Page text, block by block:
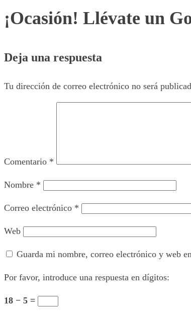
¡Ocasión! Llévate un
Deja una respuesta
Tu dirección de correo electrónico no será
Comentario *
Nombre *
Correo electrónico *
Web
Guarda mi nombre, correo electrónico y web
Por favor, introduce una respuesta en dígitos:
18 − 5 =